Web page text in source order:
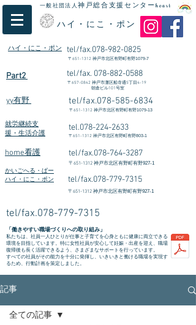
一般社団法人神戸総合支援センター heart
ハイ・にこ・ポン
ハイ・にこ・ポン tel/fax.078-982-0825
〒 651-1312 ​神戸市北区有野町有野1079-7
Part2 tel/fax. 078-882-0588
〒 657-0842 神戸市灘区船寺通5丁目4-19
朝倉ビル101号室
yy有野 tel/fax.078-585-6834
〒 651-1312 神戸市北区有野町有野1079-13
就労継続支
援・生活介護
home看護
tel.078-224-2633
〒 651-1312 神戸市北区有野町有野803-1
tel/fax.078-764-3287
〒 651-1312 神戸市北区有野町有野927-1
かいごへる・ぱー
ハイ・にこ・ポン
tel/fax.078-779-7315
〒 651-1312 神戸市北区有野町有野927-1
tel/fax.078-779-7315
「働きやすい職場づくりへの取り組み」
私たちは、社員一人ひとりが仕事と子育てを心身ともに健康に両立できる
環境を目指しています。特に女性社員が安心して妊娠・出産を迎え、職場
復帰後も長く活躍できるよう、さまざまなサポートを行っています。
すべての社員がその能力を十分に発揮し、いきいきと働ける職場を実現す
るため、行動計画を策定しました。
記事
全ての記事